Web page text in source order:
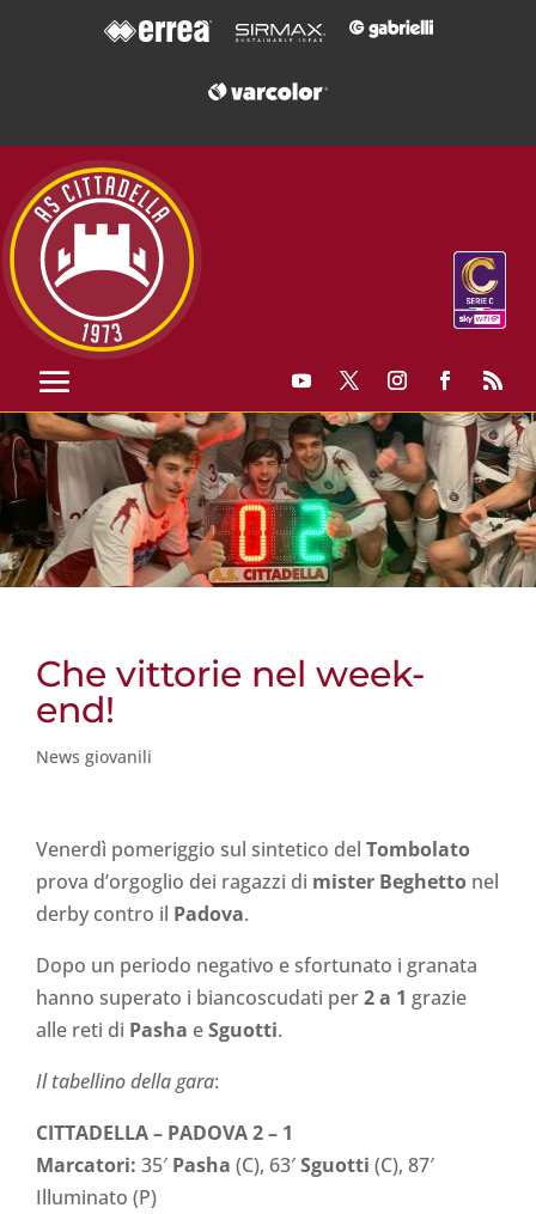
Che vittorie nel week-
end!
News giovanili
Venerdì pomeriggio sul sintetico del Tombolato
prova d’orgoglio dei ragazzi di mister Beghetto nel
derby contro il Padova.
Dopo un periodo negativo e sfortunato i granata
hanno superato i biancoscudati per2 a 1 grazie
alle reti di Pasha eSguotti.
Il tabellino della gara:
CITTADELLA – PADOVA 2 – 1
Marcatori: 35′ Pasha (C), 63′Sguotti (C), 87′
Illuminato (P)